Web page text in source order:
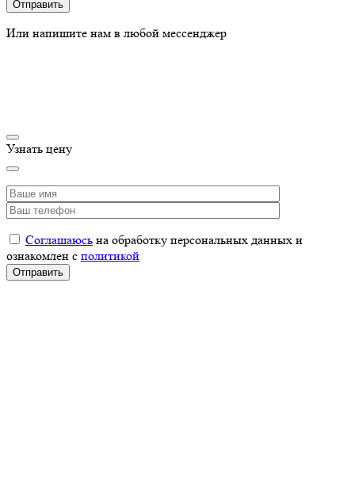
Или напишите нам в любой мессенджер
Узнать цену
Соглашаюсь на обработку персональных данных и
ознакомлен с политикой